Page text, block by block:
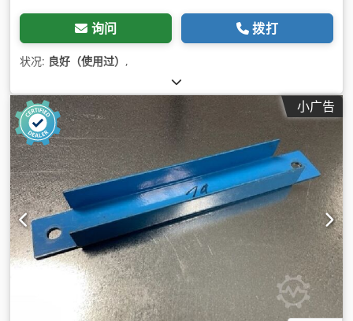
询问 拨打
状况: 良好（使用过） ,
小广告